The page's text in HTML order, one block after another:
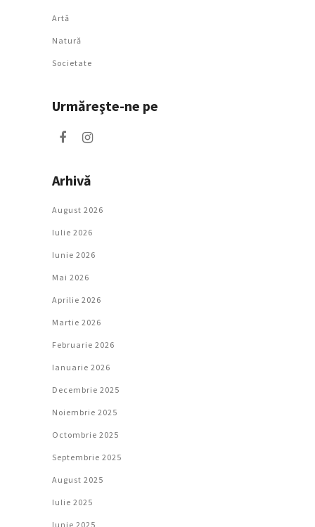
Artǎ
Natură
Societate
Urmăreşte-ne pe
Arhivă
August 2026
Iulie 2026
Iunie 2026
Mai 2026
Aprilie 2026
Martie 2026
Februarie 2026
Ianuarie 2026
Decembrie 2025
Noiembrie 2025
Octombrie 2025
Septembrie 2025
August 2025
Iulie 2025
Iunie 2025